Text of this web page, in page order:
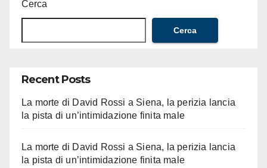
Cerca
Cerca
Recent Posts
La morte di David Rossi a Siena, la perizia lancia
la pista di un’intimidazione finita male
La morte di David Rossi a Siena, la perizia lancia
la pista di un’intimidazione finita male